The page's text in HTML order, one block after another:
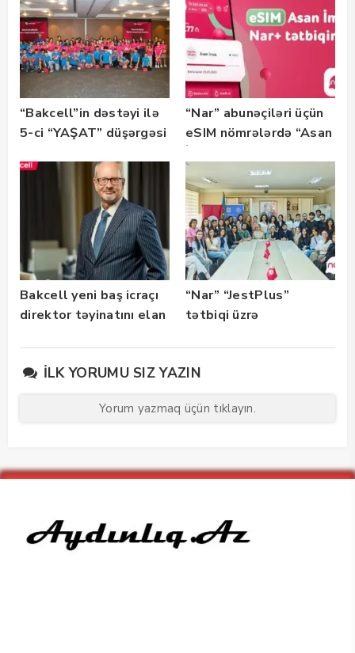
“Bakcell”in dəstəyi ilə
5-ci “YAŞAT” düşərgəsi
“Nar” abunəçiləri üçün
eSIM nömrələrdə “Asan
istifadəyə verildi
Bakcell yeni baş icraçı
direktor təyinatını elan
“Nar” “JestPlus”
tətbiqi üzrə
İLK YORUMU SIZ YAZIN
Yorum yazmaq üçün tıklayın.